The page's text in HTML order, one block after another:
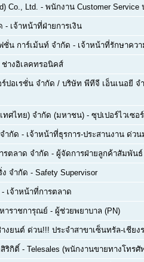
Co., Ltd. - พนักงาน Customer Service
- เจ้าหน้าที่ฝ่ายการเงิน
น การ์เม้นท์ จำกัด - เจ้าหน้าที่รักษาคว
ช่างอิเลคทรอนิคส์
ปอเรชั่น จำกัด / บริษัท พีทีจี เอ็นเนอยี จ
ทศไทย) จำกัด (มหาชน) - ซุปเปอร์ไวเซ
ำกัด - เจ้าหน้าที่ธุรการ-ประสานงาน ด่วน
รตลาด จำกัด - ผู้จัดการฝ่ายลูกค้าสัมพันธ์
ง จำกัด - Safety Supervisor
- เจ้าหน้าที่การตลาด
าราชการุณย์ - ผู้ช่วยพยาบาล (PN)
งยนต์ ด่วน!!! ประจำสาขาเซ็นทรัล-เชียง
ริกิติ์ - Telesales (พนักงานขายทางโทร